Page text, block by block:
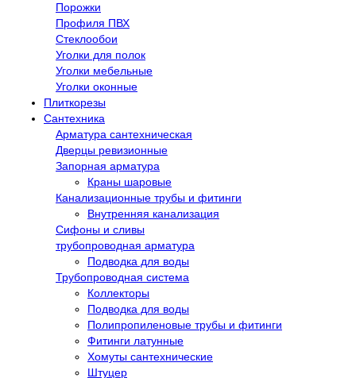
Порожки
Профиля ПВХ
Стеклообои
Уголки для полок
Уголки мебельные
Уголки оконные
Плиткорезы
Сантехника
Арматура сантехническая
Дверцы ревизионные
Запорная арматура
Краны шаровые
Канализационные трубы и фитинги
Внутренняя канализация
Сифоны и сливы
трубопроводная арматура
Подводка для воды
Трубопроводная система
Коллекторы
Подводка для воды
Полипропиленовые трубы и фитинги
Фитинги латунные
Хомуты сантехнические
Штуцер